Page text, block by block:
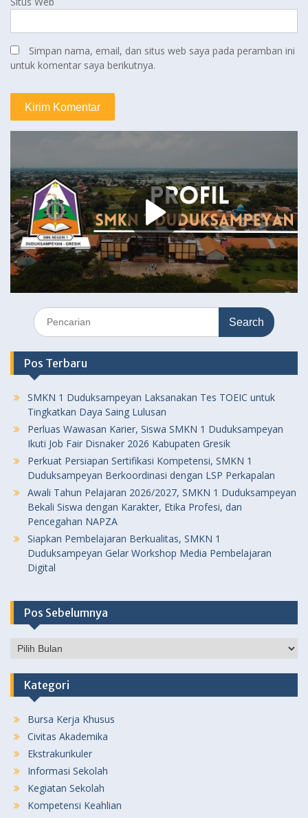
Simpan nama, email, dan situs web saya pada peramban ini
untuk komentar saya berikutnya.
Search
for:
Pos Terbaru
SMKN 1 Duduksampeyan Laksanakan Tes TOEIC untuk
Tingkatkan Daya Saing Lulusan
Perluas Wawasan Karier, Siswa SMKN 1 Duduksampeyan
Ikuti Job Fair Disnaker 2026 Kabupaten Gresik
Perkuat Persiapan Sertifikasi Kompetensi, SMKN 1
Duduksampeyan Berkoordinasi dengan LSP Perkapalan
Awali Tahun Pelajaran 2026/2027, SMKN 1 Duduksampeyan
Bekali Siswa dengan Karakter, Etika Profesi, dan
Pencegahan NAPZA
Siapkan Pembelajaran Berkualitas, SMKN 1
Duduksampeyan Gelar Workshop Media Pembelajaran
Digital
Pos Sebelumnya
Pos
Kategori
Bursa Kerja Khusus
Civitas Akademika
Ekstrakurikuler
Informasi Sekolah
Kegiatan Sekolah
Kompetensi Keahlian